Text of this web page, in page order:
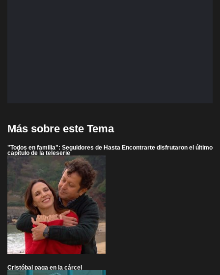
Más sobre este Tema
"Todos en familia": Seguidores de Hasta Encontrarte disfrutaron el último
capítulo de la teleserie
Cristóbal paga en la cárcel